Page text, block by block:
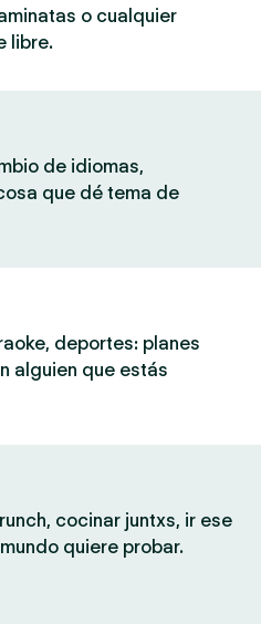
o cualquier
libre.
de idiomas,
que dé tema de
deportes: planes
alguien que estás
cocinar juntxs, ir ese
quiere probar.